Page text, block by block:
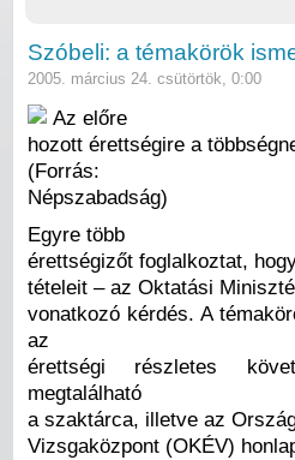
Szóbeli: a témakörök
2005. március 24. csütörtök, 0:00
Az előre
hozott érettségire a
(Forrás:
Népszabadság)
Egyre több
érettségizőt foglalkoztat,
tételeit – az Oktatási
vonatkozó kérdés. A
az
érettségi részletes
megtalálható
a szaktárca, illetve az
Vizsgaközpont (OKÉV)